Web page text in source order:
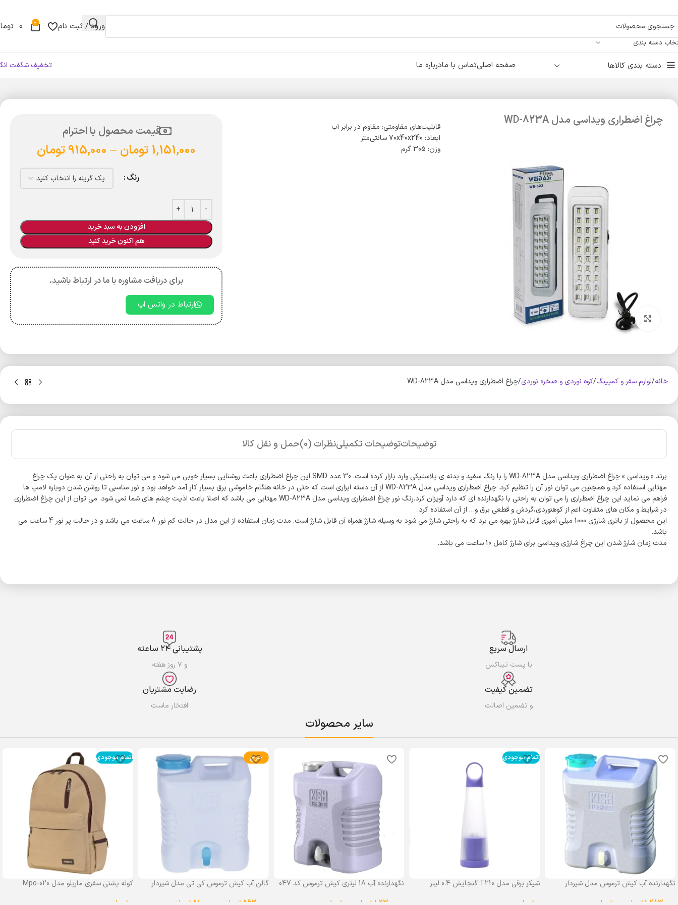
دسته بندی
ورود / ثبت نام 0
0
دسته بندی کالاها صفحه اصلیتماس با مادرباره ما تخفیف شگفت
چراغ اضطراری ویداسی مدل WD-823A
بزرگنمایی تصویر
قابلیت‌های مقاومتی: مقاوم در برابر آب
ابعاد: 70x40x240 سانتی‌متر
وزن: 305 گرم
قیمت محصول با احترام
1,151,000 تومان –
915,000تومان
رنگ
افزودن به سبد خرید
هم اکنون خرید کنید
برای دریافت مشاوره با ما در ارتباط باشید.
ارتباط در واتس اپ
خانه لوازم سفر و کمپینگ کوه‌ نوردی و صخره نوردی چراغ اضطراری ویداسی مدل WD-823A
توضیحاتتوضیحات تکمیلینظرات (0) حمل و نقل کالا
برند « ویداسی » چراغ اضطراری ویداسی مدل WD-823A را با رنگ سفید و بدنه ی پلاستیکی وارد بازار کرده است. 30 عدد SMD این چراغ اضطراری باعث روشنایی بسیار خوبی می شود و می توان به راحتی از آن به عنوان یک چراغ
مهتابی استفاده کرد و همچنین می توان نور آن را تنظیم کرد. چراغ اضطراری ویداسی مدل WD-823A از آن دسته ابزاری است که حتی در خانه هنگام خاموشی برق بسیار کار آمد خواهد بود و نور مناسبی تا روشن شدن دوباره لامپ ها
فراهم می نماید این چراغ اضطراری را می توان به راحتی با نگهدارنده ای که دارد آویزان کرد.رنگ نور چراغ اضطراری ویداسی مدل WD-823A مهتابی می باشد که اصلا باعث اذیت چشم های شما نمی شود. می توان از این چراغ اضطراری
در شرایط و مکان های متفاوت اعم از کوهنوردی،گردش و قطعی برق و… از آن استفاده کرد.
این محصول از باتری شارژی 1000 میلی آمپری قابل شارژ بهره می برد که به راحتی شارژ می شود به وسیله شارژ همراه آن قابل شارژ است. مدت زمان استفاده از این مدل در حالت کم نور 8 ساعت می باشد و در حالت پر نور 4 ساعت می
باشد.
مدت زمان شارژ شدن این چراغ شارژی ویداسی برای شارژ کامل 10 ساعت می باشد.
ارسال سریع
با پست تیباکس
پشتیبانی ۲۴ ساعته
و ۷ روز هفته
تضمین کیفیت
و تضمین اصالت
رضایت مشتریان
افتخار ماست
سایر محصولات
نگهدارنده آب کیش ترموس مدل شیردار
اتمام موجودی
شیکر برقی مدل T210 گنجایش 0.4 لیتر
نگهدارنده آب 18 لیتری کیش ترموس کد 047
حراج
گالن آب کیش ترموس کی تی مدل شیردار
اتمام موجودی
کوله پشتی سفری مارپلو مدل Mpo-020